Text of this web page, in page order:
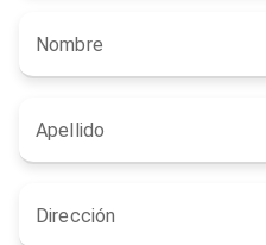
Nombre
Apellido
Dirección